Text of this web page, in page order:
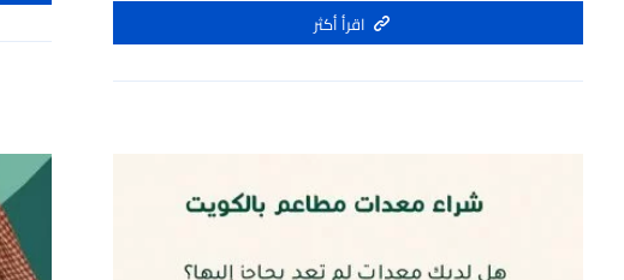
اقرأ أكثر